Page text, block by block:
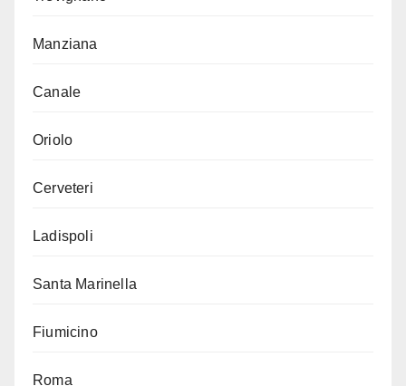
Manziana
Canale
Oriolo
Cerveteri
Ladispoli
Santa Marinella
Fiumicino
Roma